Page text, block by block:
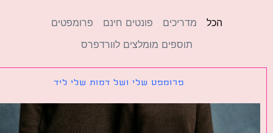
מדריכים פונטים חינם
פרומפטים
תוספים מומלצים לוורדפרס
פרומפט שלי ושל דמות שלי ליד